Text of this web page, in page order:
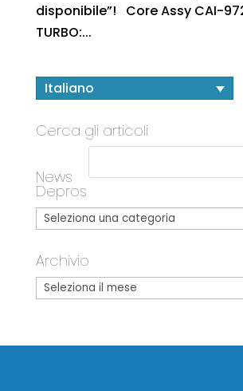
disponibile”! Core Assy CAI-
TURBO:...
Italiano
Cerca gli articoli
News
Depros
Archivio